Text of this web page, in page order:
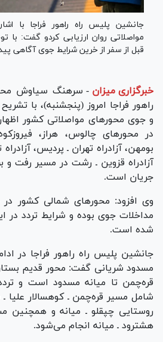
جانشین پلیس راه راهور فراجا با
مواصلاتی روان ارزیابی کردو گفت: با
قبل از سفر از خرین شرایط جوی آگاهی
خبرگزاری میزان - سرهنگ سیاوش
راهور فراجا امروز (پنجشنبه)، با
و جوی محور‌های مواصلاتی کشور
در محور‌های چالوس، هراز،
بومهن، آزادراه تهران ـ پردیس،
آزادراه قزوین ـ رشت در مسیر رفت
جریان است.
وی افزود: محور‌های شمالی کشور در
مداخلات جوی بوده و شرایط تردد در
شده است.
جانشین پلیس راه راهور فراجا در
مسدود شریانی گفت: محور قدیم
قره‌چمن تا میانه مسدود است و
شامل مسیر قره‌چمن ـ کوهسالار علیا ـ
روستایی چپقلو ـ میانه و همچنین
هشترود ـ میانه انجام می‌شود.